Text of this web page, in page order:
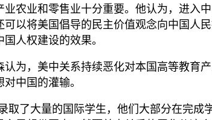
业农业和零售业十分重要。他认为，进入
可以将美国倡导的民主价值观念向中国人
国人权建设的效果。
认为，美中关系持续恶化对本国高等教育
对中国的灌输。
取了大量的国际学生，他们大部分在完成